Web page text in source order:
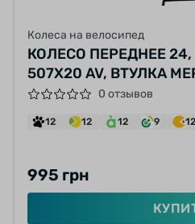
Колеса на велосипед
КОЛЕСО ПЕРЕДНЕЕ 24,
507X20 AV, ВТУЛКА
ЭКСЦЕНТРИК 36
0 отзывов
12 12 12 9 12
995 грн